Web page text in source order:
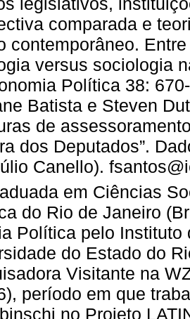
comparada e
contemporâneo.
versus sociologia
Política 38:
Batista e Steven
de
dos Deputados”.
Canello).
em Ciências
do Rio de Janeiro
Política pelo
do Estado do
Visitante na
período em que
no Projeto